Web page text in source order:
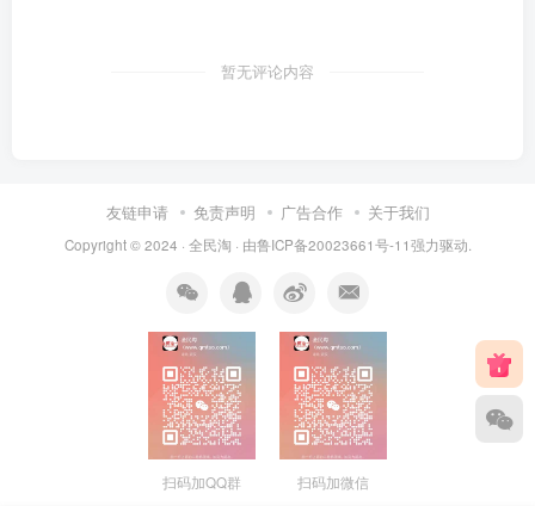
暂无评论内容
友链申请 免责声明 广告合作 关于我们
Copyright © 2024 · 全民淘 · 由鲁ICP备20023661号-11强力驱动.
扫码加QQ群 扫码加微信